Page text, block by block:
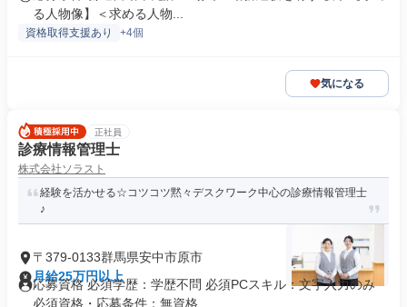
る人物像】＜求める人物...
資格取得支援あり +4個
気になる
正社員
診療情報管理士
株式会社ソラスト
経験を活かせる☆コツコツ黙々デスクワーク中心の診療情報管理士
♪
〒379-0133群馬県安中市原市
月給25万円以上
応募資格 必須学歴：学歴不問 必須PCスキル：文字入力のみ
必須資格・応募条件：無資格...